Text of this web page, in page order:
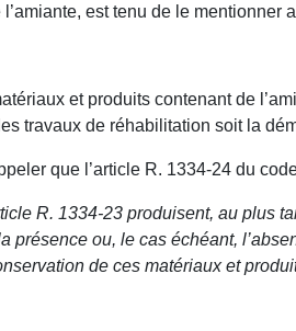
est tenu de le mentionner
et produits contenant de
travaux de réhabilitation soit la
que l’article R. 1334-24 du
R. 1334-23 produisent, au plus
présence ou, le cas échéant,
de ces matériaux et